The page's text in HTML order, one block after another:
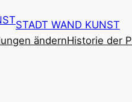
STADT WAND KUNST
ändernHistorie der